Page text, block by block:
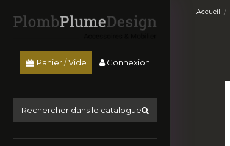
Panier /Vide Connexion
Accueil